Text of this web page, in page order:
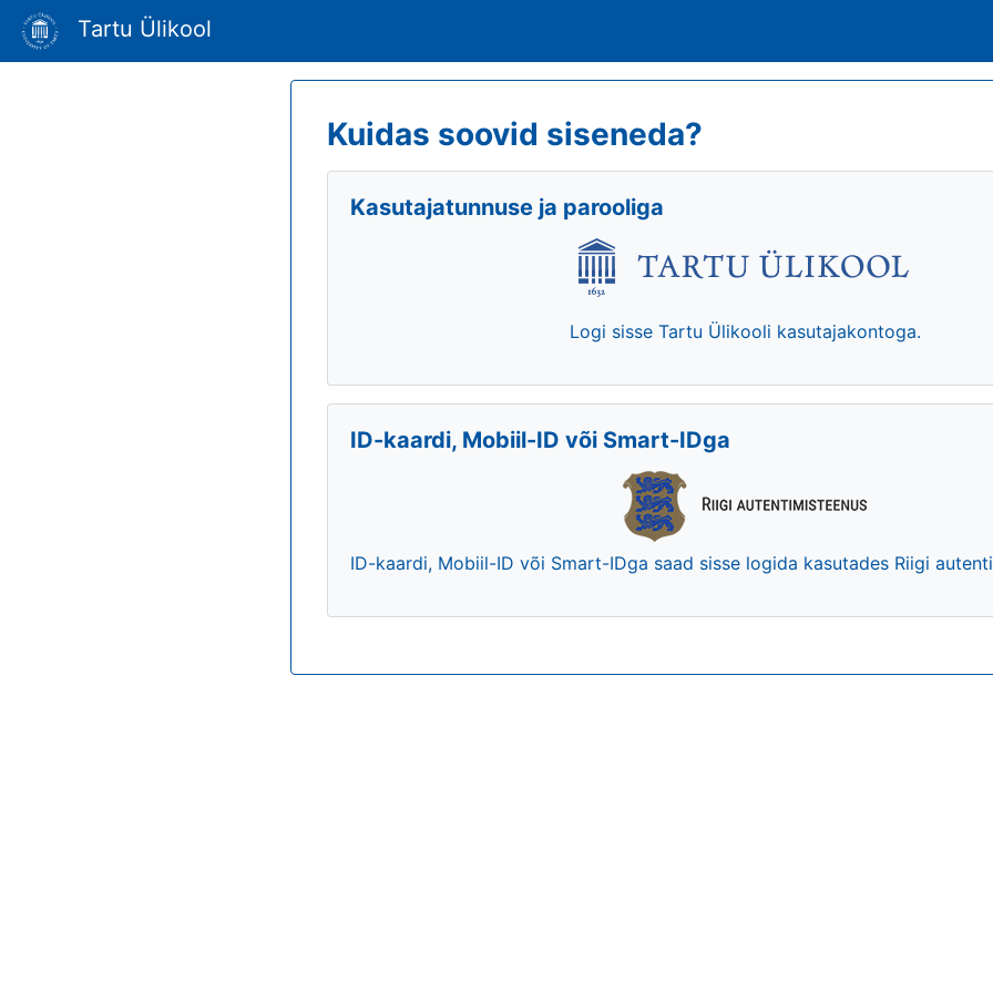
Tartu Ülikool
Kuidas soovid siseneda?
Kasutajatunnuse ja parooliga
Logi sisse Tartu Ülikooli kasutajakontoga.
ID-kaardi, Mobiil-ID või Smart-IDga
ID-kaardi, Mobiil-ID või Smart-IDga saad sisse logida kasutades Riigi